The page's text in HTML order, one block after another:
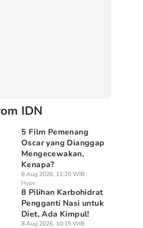
IDN
5 Film Pemenang
Oscar yang Dianggap
Mengecewakan,
Kenapa?
8 Aug 2026, 11:20 WIB
Hype
8 Pilihan Karbohidrat
Pengganti Nasi untuk
Diet, Ada Kimpul!
8 Aug 2026, 10:15 WIB